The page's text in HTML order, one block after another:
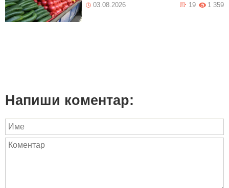
03.08.2026 1 359
19
Напиши коментар: